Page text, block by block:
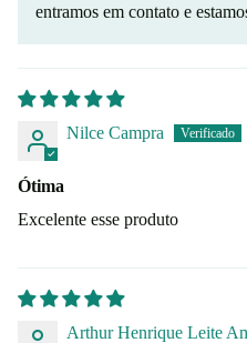
entramos em contato e
Nilce Campra
Ótima
Excelente esse produto
Arthur Henrique Leite